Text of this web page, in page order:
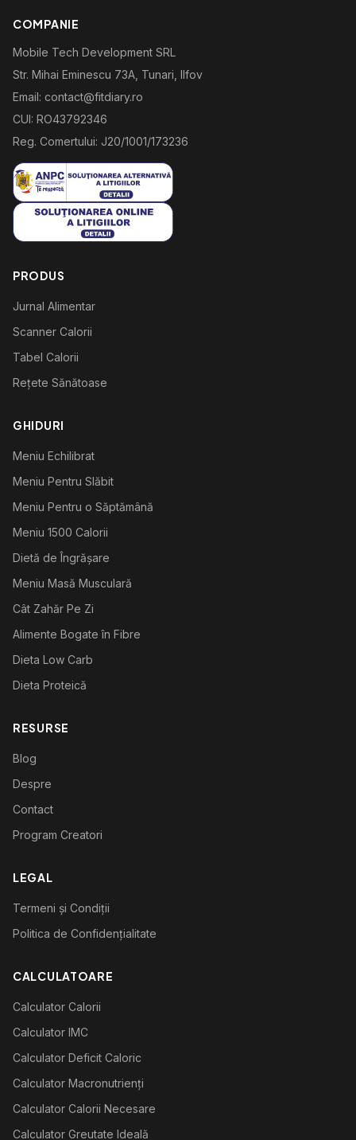
COMPANIE
Mobile Tech Development SRL
Str. Mihai Eminescu 73A, Tunari, Ilfov
Email: contact@fitdiary.ro
CUI: RO43792346
Reg. Comertului: J20/1001/173236
PRODUS
Jurnal Alimentar
Scanner Calorii
Tabel Calorii
Rețete Sănătoase
GHIDURI
Meniu Echilibrat
Meniu Pentru Slăbit
Meniu Pentru o Săptămână
Meniu 1500 Calorii
Dietă de Îngrășare
Meniu Masă Musculară
Cât Zahăr Pe Zi
Alimente Bogate în Fibre
Dieta Low Carb
Dieta Proteică
RESURSE
Blog
Despre
Contact
Program Creatori
LEGAL
Termeni și Condiții
Politica de Confidențialitate
CALCULATOARE
Calculator Calorii
Calculator IMC
Calculator Deficit Caloric
Calculator Macronutrienți
Calculator Calorii Necesare
Calculator Greutate Ideală